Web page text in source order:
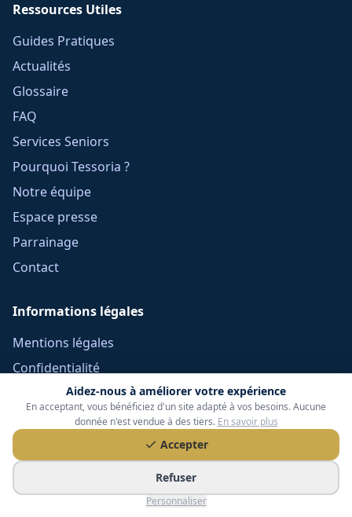
Aidez-nous à améliorer votre expérience
En acceptant, vous bénéficiez d'un site adapté à vos besoins. Aucune
donnée n'est vendue à des tiers. En savoir plus
Accepter
Refuser
Personnaliser
Ressources Utiles
Guides Pratiques
Actualités
Glossaire
FAQ
Services Seniors
Pourquoi Tessoria ?
Notre équipe
Espace presse
Parrainage
Contact
Informations légales
Mentions légales
Confidentialité
CGV Frais Courtage
Méthodologie